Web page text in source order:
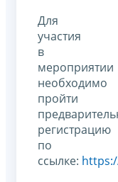
Для
участия
в
мероприятии
необходимо
пройти
регистрацию
по
ссылке: